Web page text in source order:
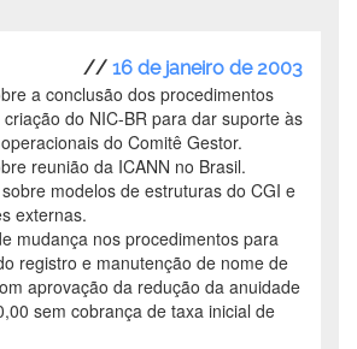
// 16 de janeiro de 2003
a conclusão dos procedimentos
do NIC-BR para dar suporte às
do Comitê Gestor.
reunião da ICANN no Brasil.
modelos de estruturas do CGI e
externas.
mudança nos procedimentos para
registro e manutenção de nome de
aprovação da redução da anuidade
sem cobrança de taxa inicial de